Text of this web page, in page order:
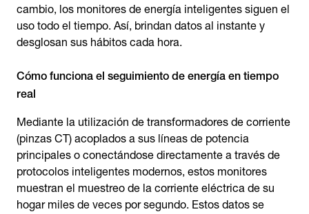
cambio, los monitores de energía inteligentes siguen el
uso todo el tiempo. Así, brindan datos al instante y
desglosan sus hábitos cada hora.
Cómo funciona el seguimiento de energía en tiempo
real
Mediante la utilización de transformadores de corriente
(pinzas CT) acoplados a sus líneas de potencia
principales o conectándose directamente a través de
protocolos inteligentes modernos, estos monitores
muestran el muestreo de la corriente eléctrica de su
hogar miles de veces por segundo. Estos datos se